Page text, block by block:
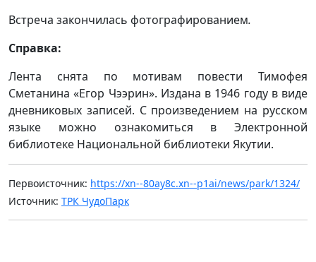
Встреча закончилась фотографированием.
Справка:
Лента снята по мотивам повести Тимофея
Сметанина «Егор Чээрин». Издана в 1946 году в виде
дневниковых записей. С произведением на русском
языке можно ознакомиться в Электронной
библиотеке Национальной библиотеки Якутии.
Первоисточник: https://xn--80ay8c.xn--p1ai/news/park/1324/
Источник: ТРК ЧудоПарк